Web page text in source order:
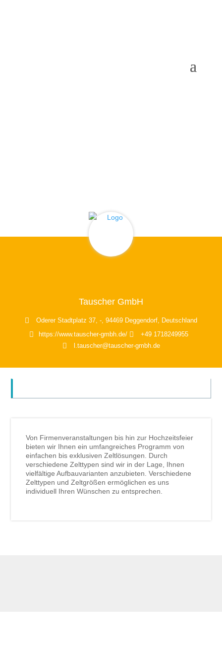
Tauscher GmbH
Oderer Stadtplatz 37, -, 94469 Deggendorf, Deutschland
https://www.tauscher-gmbh.de/
+49 1718249955
l.tauscher@tauscher-gmbh.de
Von Firmenveranstaltungen bis hin zur Hochzeitsfeier
bieten wir Ihnen ein umfangreiches Programm von
einfachen bis exklusiven Zeltlösungen. Durch
verschiedene Zelttypen sind wir in der Lage, Ihnen
vielfältige Aufbauvarianten anzubieten. Verschiedene
Zelttypen und Zeltgrößen ermöglichen es uns
individuell Ihren Wünschen zu entsprechen.